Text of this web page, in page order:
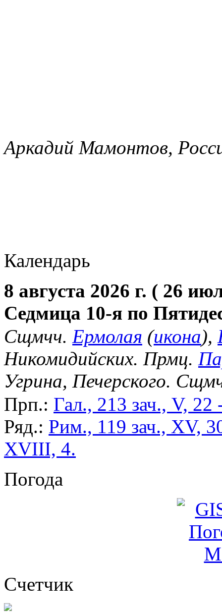
Аркадий Мамонтов,
Календарь
8 августа 2026 г. ( 26
Седмица 10-я по
Сщмчч. Ермолая (икона),
Никомидийских. Прмц.
Угрина, Печерского.
Прп.: Гал., 213 зач., V,
Ряд.: Рим., 119 зач., XV,
XVIII, 4.
Погода
Cчетчик